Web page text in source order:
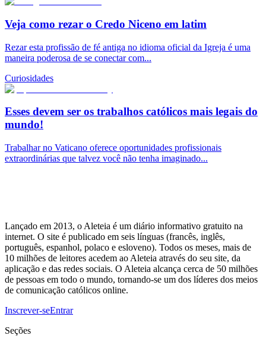
Veja como rezar o Credo Niceno em latim
Rezar esta profissão de fé antiga no idioma oficial da Igreja é uma
maneira poderosa de se conectar com...
Curiosidades
Esses devem ser os trabalhos católicos mais legais do
mundo!
Trabalhar no Vaticano oferece oportunidades profissionais
extraordinárias que talvez você não tenha imaginado...
Lançado em 2013, o Aleteia é um diário informativo gratuito na
internet. O site é publicado em seis línguas (francês, inglês,
português, espanhol, polaco e esloveno). Todos os meses, mais de
10 milhões de leitores acedem ao Aleteia através do seu site, da
aplicação e das redes sociais. O Aleteia alcança cerca de 50 milhões
de pessoas em todo o mundo, tornando-se um dos líderes dos meios
de comunicação católicos online.
Inscrever-seEntrar
Seções